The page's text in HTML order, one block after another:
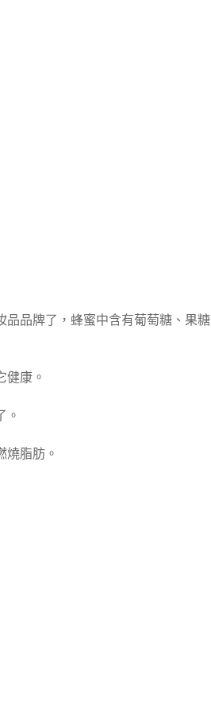
品品牌了，蜂蜜中含有葡萄糖、果糖
健康。
。
燒脂肪。